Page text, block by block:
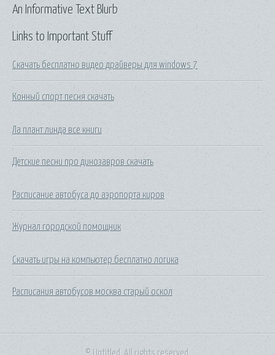
Links to Important Stuff
Скачать бесплатно видео драйверы для windows 7
Конный спорт песня скачать
Ла плант линда все книги
Детские песни про динозавров скачать
Расписание автобуса до аэропорта киров
Журнал городской помощник
Скачать игры на компьютер бесплатно логика
Расписания автобусов москва старый оскол
An Informative Text Blurb
© Untitled. All rights reserved.